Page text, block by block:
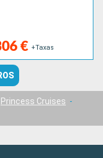
€ +Taxas
Princess Cruises